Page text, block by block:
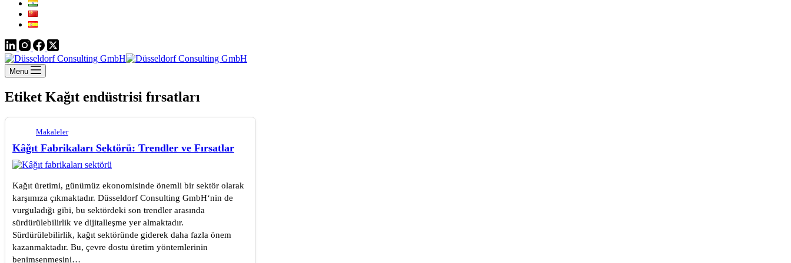
Menu
Etiket Kağıt endüstrisi fırsatları
Makaleler
Kâğıt Fabrikaları Sektörü: Trendler ve Fırsatlar
Kağıt üretimi, günümüz ekonomisinde önemli bir sektör olarak
karşımıza çıkmaktadır. Düsseldorf Consulting GmbH‘nin de
vurguladığı gibi, bu sektördeki son trendler arasında
sürdürülebilirlik ve dijitalleşme yer almaktadır.
Sürdürülebilirlik, kağıt sektöründe giderek daha fazla önem
kazanmaktadır. Bu, çevre dostu üretim yöntemlerinin
benimsenmesini…